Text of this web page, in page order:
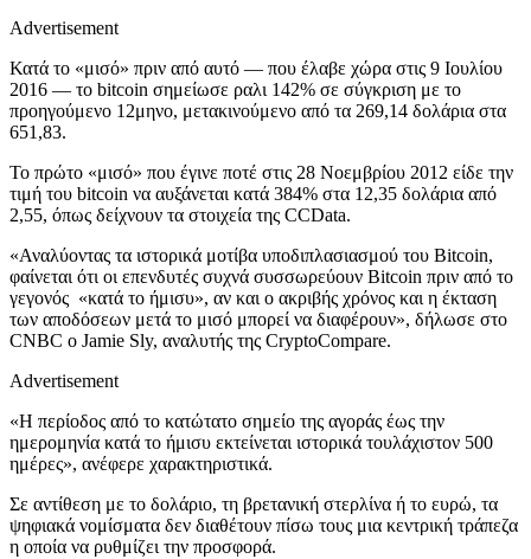
Advertisement
Κατά το «μισό» πριν από αυτό — που έλαβε χώρα στις 9 Ιουλίου
2016 — το bitcoin σημείωσε ραλι 142% σε σύγκριση με το
προηγούμενο 12μηνο, μετακινούμενο από τα 269,14 δολάρια στα
651,83.
Το πρώτο «μισό» που έγινε ποτέ στις 28 Νοεμβρίου 2012 είδε την
τιμή του bitcoin να αυξάνεται κατά 384% στα 12,35 δολάρια από
2,55, όπως δείχνουν τα στοιχεία της CCData.
«Αναλύοντας τα ιστορικά μοτίβα υποδιπλασιασμού του Bitcoin,
φαίνεται ότι οι επενδυτές συχνά συσσωρεύουν Bitcoin πριν από το
γεγονός «κατά το ήμισυ», αν και ο ακριβής χρόνος και η έκταση
των αποδόσεων μετά το μισό μπορεί να διαφέρουν», δήλωσε στο
CNBC ο Jamie Sly, αναλυτής της CryptoCompare.
Advertisement
«Η περίοδος από το κατώτατο σημείο της αγοράς έως την
ημερομηνία κατά το ήμισυ εκτείνεται ιστορικά τουλάχιστον 500
ημέρες», ανέφερε χαρακτηριστικά.
Σε αντίθεση με το δολάριο, τη βρετανική στερλίνα ή το ευρώ, τα
ψηφιακά νομίσματα δεν διαθέτουν πίσω τους μια κεντρική τράπεζα
η οποία να ρυθμίζει την προσφορά.